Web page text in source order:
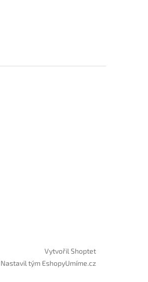
Vytvořil Shoptet
Nastavil tým EshopyUmíme.cz